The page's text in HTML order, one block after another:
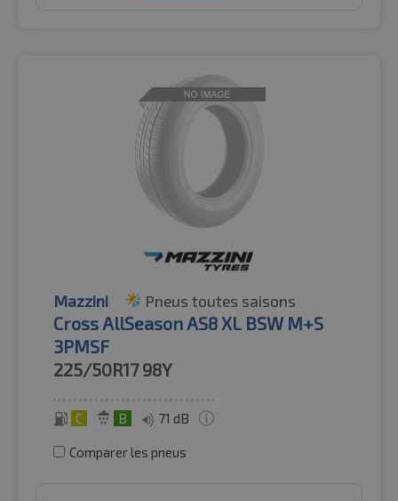
Mazzini Pneus toutes saisons
Cross AllSeason AS8 XL BSW M+S
3PMSF
225/50R17 98Y
C B 71 dB
Comparer les pneus